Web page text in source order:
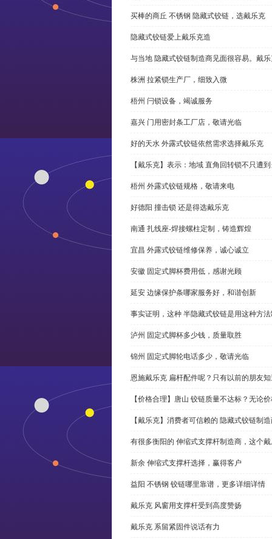
买棒的商丘 不锈钢 隐藏式铰链，选戴乐克
隐藏式铰链爱上戴乐克造
与当地 隐藏式铰链制造商见面很容易。戴
株洲 拉紧锁生产厂，细致入微
梧州 闩锁设备，竭诚服务
嘉兴 门用密封条工厂店，敬请光临
好的天水 外露式铰链依然需求选择戴乐克
【戴乐克】表示：地域 直角回转锁不只遭
梧州 外露式铰链规格，敬请来电
好德阳 撞击锁 还是得选戴乐克
南通 扎线座-焊接螺柱定制，铸造辉煌
宜昌 外露式铰链维修保养，诚心诚立
安徽 固定式脚杯费用低，感谢光顾
延安 边缘保护条哪家服务好，和谐创新
事实证明，这种 半隐藏式铰链是用这种方
泸州 固定式脚杯多少钱，质量取胜
锦州 固定式脚轮电话多少，敬请光临
恩施戴乐克 扁杆配件呢？只有以前的朋友
【价格合理】唐山 铰链质量不达标？无论
【戴乐克】消费者可信赖的 隐藏式铰链制
有很多衡阳的 伸缩式支撑杆制造商，这个
新余 伸缩式支撑杆选择，赢得客户
益阳 不锈钢 铰链哪里靠谱，更多详细详情
戴乐克 风窗用支撑杆受到高度赞扬
戴乐克 系留紧固件说话有力